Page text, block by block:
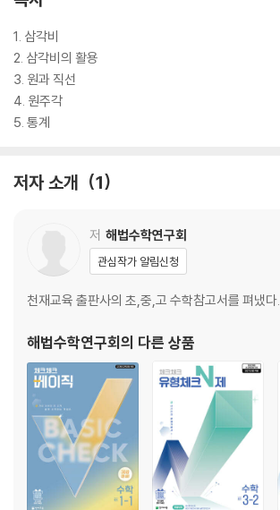
1. 삼각비
2. 삼각비의 활용
3. 원과 직선
4. 원주각
5. 통계
저자 소개 1
저 해법수학연구회
관심작가 알림신청
천재교육 출판사의 초,중,고 수학참고서를 펴냈다.
해법수학연구회의 다른 상품